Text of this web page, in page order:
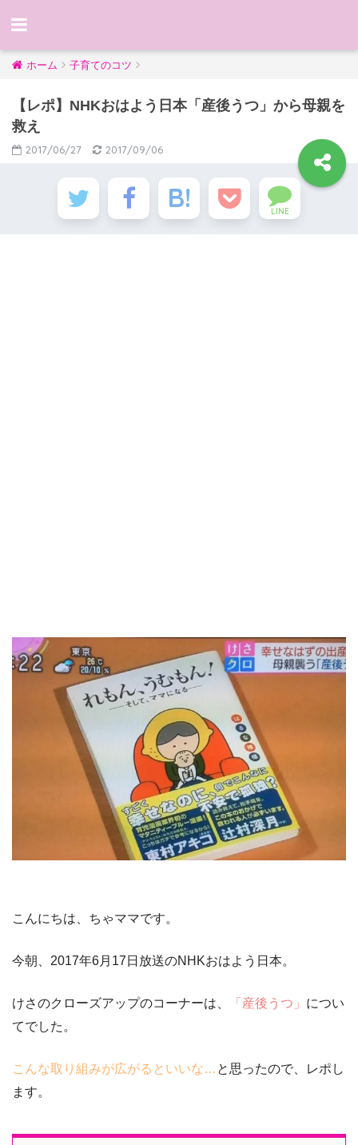
ホーム 子育てのコツ
【レポ】NHKおはよう日本「産後うつ」から母親を
救え
2017/06/27 2017/09/06
LINE
こんにちは、ちゃママです。
今朝、2017年6月17日放送のNHKおはよう日本。
けさのクローズアップのコーナーは、 「産後うつ」 につい
てでした。
こんな取り組みが広がるといいな… と思ったので、レポし
ます。